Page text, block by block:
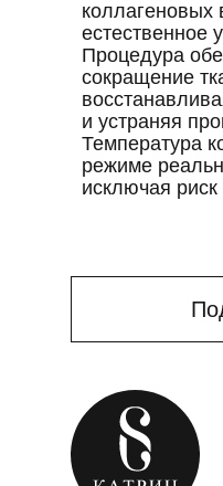
коллагеновых
естественное
Процедура
сокращение
и устраняя
Температура
режиме
исключая